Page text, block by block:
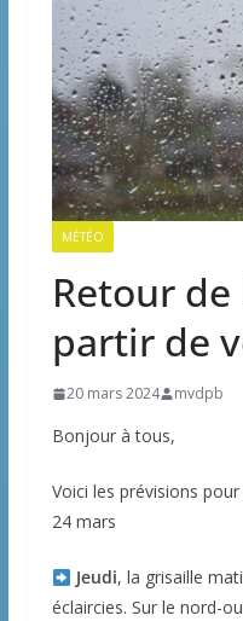
MÉTÉO
Retour
partir de
20 mars 2024 mvdpb
Bonjour à tous,
Voici les prévisions
24 mars
Jeudi, la grisaille
éclaircies. Sur le nord-